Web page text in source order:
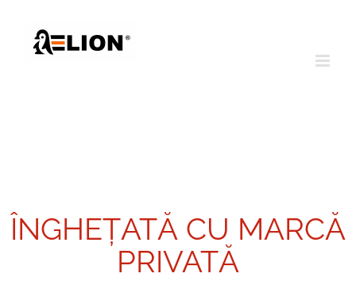
content
ÎNGHEȚATĂ CU MARCĂ
PRIVATĂ